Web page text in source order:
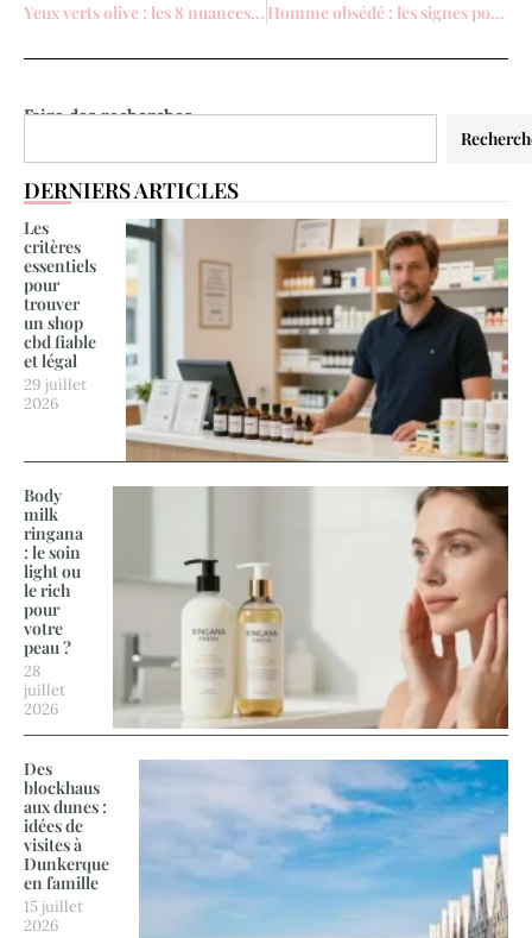
Faire des recherches
DERNIERS ARTICLES
Les
critères
essentiels
pour
trouver
un shop
cbd fiable
et légal
29 juillet
2026
Body
milk
ringana
: le soin
light ou
le rich
pour
votre
peau ?
28
juillet
2026
Des
blockhaus
aux dunes :
idées de
visites à
Dunkerque
en famille
15 juillet
2026
Yeux verts olive : les 8 nuances de maquillage qui subliment le regard Homme obsédé : les signes pour repérer un comportement toxique